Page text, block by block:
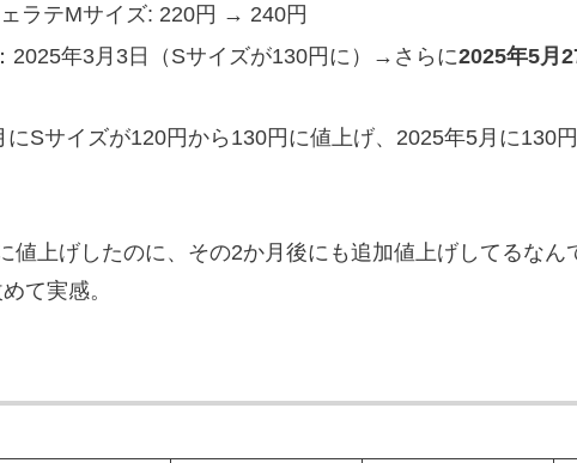
ラテMサイズ: 220円 → 240円
：2025年3月3日（Sサイズが130円に）→さらに2025年5月
にSサイズが120円から130円に値上げ、2025年5月に130
値上げしたのに、その2か月後にも追加値上げしてるなん
て実感。